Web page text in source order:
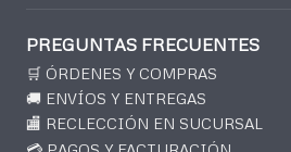
PREGUNTAS FRECUENTES
🛒 ÓRDENES Y COMPRAS
🚚 ENVÍOS Y ENTREGAS
🏬 RECLECCIÓN EN SUCURSAL